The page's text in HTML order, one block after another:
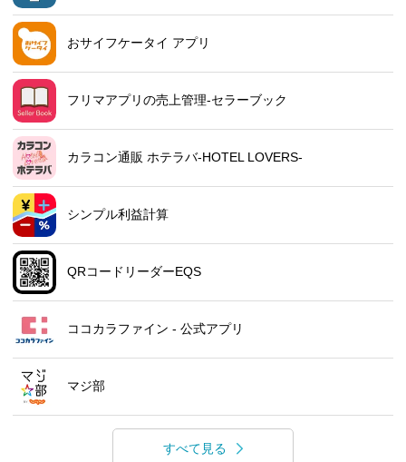
おサイフケータイ アプリ
フリマアプリの売上管理-セラーブック
カラコン通販 ホテラバ-HOTEL LOVERS-
シンプル利益計算
QRコードリーダーEQS
ココカラファイン - 公式アプリ
マジ部
すべて見る